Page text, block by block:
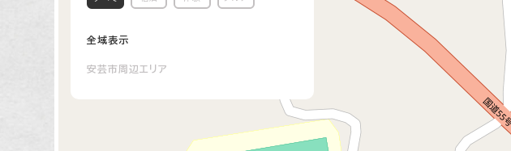
全域表示
安芸市周辺エリア